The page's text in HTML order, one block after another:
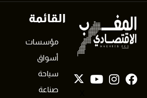
القائمة
مؤسسات
أسواق
سياحة
صناعة